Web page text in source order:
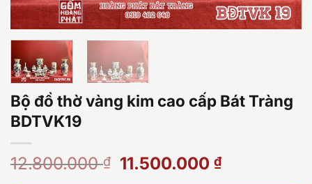
Bộ đồ thờ vàng kim cao cấp Bát Tràng
BDTVK19
12.800.000₫
Giá
11.500.000₫Giá